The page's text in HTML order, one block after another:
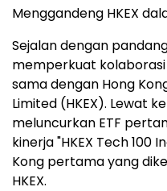
Menggandeng HKEX
Sejalan dengan
memperkuat
sama dengan Hong
Limited (HKEX). Lewat
meluncurkan ETF
kinerja "HKEX Tech 100
Kong pertama yang
HKEX.